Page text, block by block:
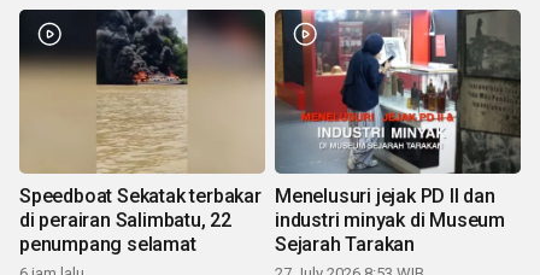
Speedboat Sekatak terbakar
di perairan Salimbatu, 22
penumpang selamat
Menelusuri jejak PD II dan
industri minyak di Museum
Sejarah Tarakan